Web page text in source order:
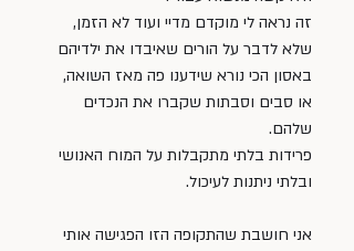
זה נראה לי מוקדם מדיי ועוד לא הזמן,
שלא לדבר על הורים שאיבדו את ילדיהם
באסון הכי נורא שידענו פה מאז השואה,
או סבים וסבתות שקברו את הנכדים
שלהם.
פרידות בלתי מתקבלות על המוח האנושי
ובלתי ניתנות לעיכול.
אני חושבת שהתקופה הזו הפגישה אותי